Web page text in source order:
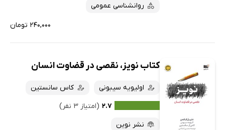
روانشناسی عمومی
۲۴۰,۰۰۰ تومان
کتاب نویز، نقصی در قضاوت انسان
اولیویه سیبونی
کاس سانستین
۲.۷ (امتیاز ۳ نفر)
نشر نوین